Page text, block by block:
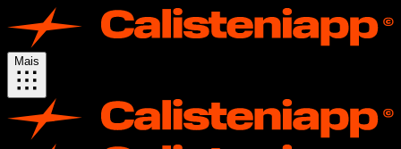
Mais